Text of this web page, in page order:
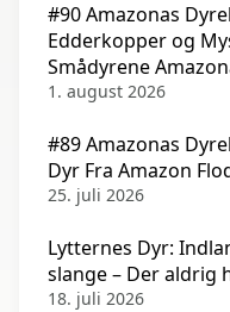
#90 Amazonas
Edderkopper og
Smådyrene
1. august 2026
#89 Amazonas
Dyr Fra Amazon
25. juli 2026
Lytternes Dyr:
slange – Der aldrig
18. juli 2026